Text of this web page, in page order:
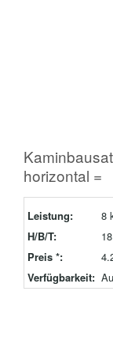
horizontal =
Leistung:
8
H/B/T:
Preis *:
Verfügbarkeit: